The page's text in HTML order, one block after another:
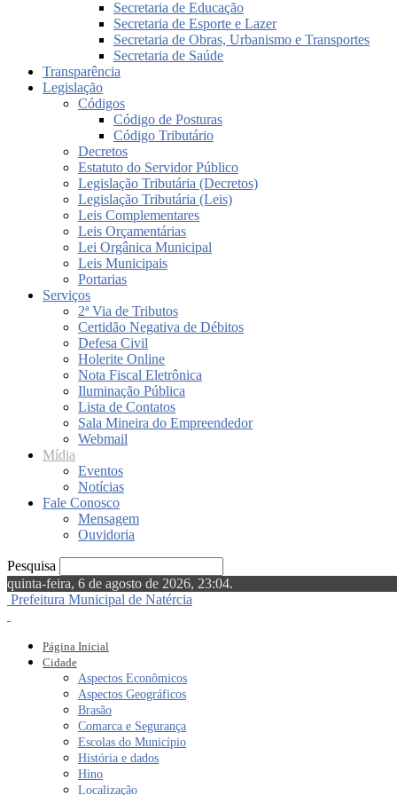
Secretaria de Educação
Secretaria de Esporte e Lazer
Secretaria de Obras, Urbanismo e Transportes
Secretaria de Saúde
Transparência
Legislação
Códigos
Código de Posturas
Código Tributário
Decretos
Estatuto do Servidor Público
Legislação Tributária (Decretos)
Legislação Tributária (Leis)
Leis Complementares
Leis Orçamentárias
Lei Orgânica Municipal
Leis Municipais
Portarias
Serviços
2ª Via de Tributos
Certidão Negativa de Débitos
Defesa Civil
Holerite Online
Nota Fiscal Eletrônica
Iluminação Pública
Lista de Contatos
Sala Mineira do Empreendedor
Webmail
Mídia
Eventos
Notícias
Fale Conosco
Mensagem
Ouvidoria
Pesquisa
quinta-feira, 6 de agosto de 2026, 23:04.
Prefeitura Municipal de Natércia
Página Inicial
Cidade
Aspectos Econômicos
Aspectos Geográficos
Brasão
Comarca e Segurança
Escolas do Município
História e dados
Hino
Localização